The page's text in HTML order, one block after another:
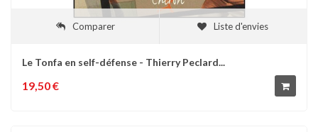
Comparer Liste d'envies
Le Tonfa en self-défense - Thierry Peclard...
19,50 €